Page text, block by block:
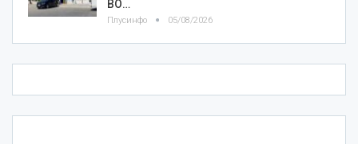
ВО…
Плусинфо 05/08/2026